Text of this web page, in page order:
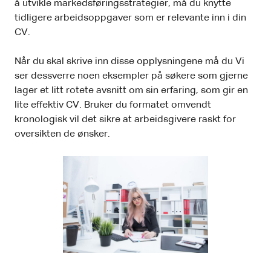
å utvikle markedsføringsstrategier, må du knytte
tidligere arbeidsoppgaver som er relevante inn i din
CV.
Når du skal skrive inn disse opplysningene må du Vi
ser dessverre noen eksempler på søkere som gjerne
lager et litt rotete avsnitt om sin erfaring, som gir en
lite effektiv CV. Bruker du formatet omvendt
kronologisk vil det sikre at arbeidsgivere raskt for
oversikten de ønsker.